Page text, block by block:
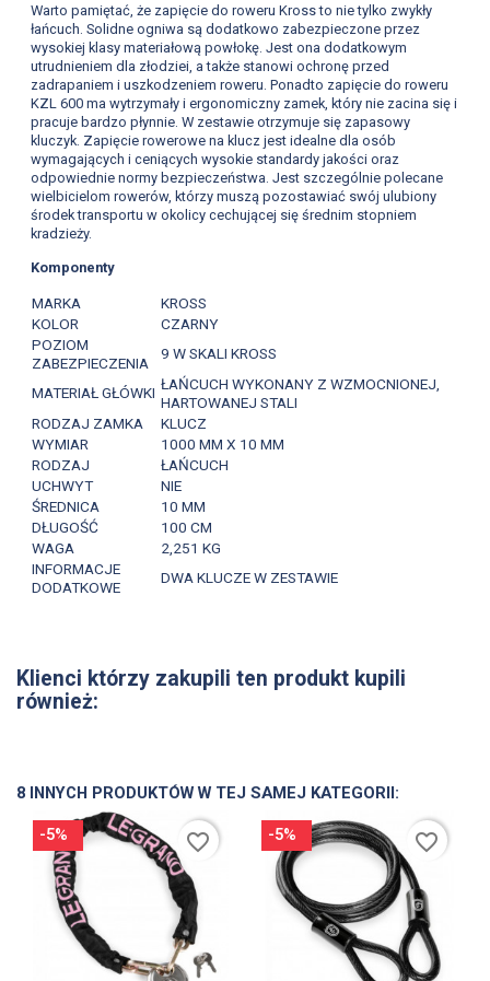
Warto pamiętać, że zapięcie do roweru Kross to nie tylko zwykły
łańcuch. Solidne ogniwa są dodatkowo zabezpieczone przez
wysokiej klasy materiałową powłokę. Jest ona dodatkowym
utrudnieniem dla złodziei, a także stanowi ochronę przed
zadrapaniem i uszkodzeniem roweru. Ponadto zapięcie do roweru
KZL 600 ma wytrzymały i ergonomiczny zamek, który nie zacina się i
pracuje bardzo płynnie. W zestawie otrzymuje się zapasowy
kluczyk. Zapięcie rowerowe na klucz jest idealne dla osób
wymagających i ceniących wysokie standardy jakości oraz
odpowiednie normy bezpieczeństwa. Jest szczególnie polecane
wielbicielom rowerów, którzy muszą pozostawiać swój ulubiony
środek transportu w okolicy cechującej się średnim stopniem
kradzieży.
Komponenty
MARKA
KROSS
KOLOR
CZARNY
POZIOM
ZABEZPIECZENIA
9 W SKALI KROSS
MATERIAŁ GŁÓWKI ŁAŃCUCH WYKONANY Z WZMOCNIONEJ,
HARTOWANEJ STALI
RODZAJ ZAMKA
KLUCZ
WYMIAR
1000 MM X 10 MM
RODZAJ
ŁAŃCUCH
UCHWYT
NIE
ŚREDNICA
10 MM
DŁUGOŚĆ
100 CM
WAGA
2,251 KG
INFORMACJE
DODATKOWE
DWA KLUCZE W ZESTAWIE
Klienci którzy zakupili ten produkt kupili
również:
8 INNYCH PRODUKTÓW W TEJ SAMEJ KATEGORII:
-5% favorite_border -5% favorite_border